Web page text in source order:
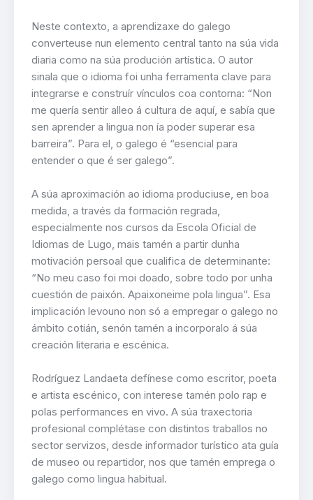
Neste contexto, a aprendizaxe do galego
converteuse nun elemento central tanto na súa vida
diaria como na súa produción artística. O autor
sinala que o idioma foi unha ferramenta clave para
integrarse e construír vínculos coa contorna: “Non
me quería sentir alleo á cultura de aquí, e sabía que
sen aprender a lingua non ía poder superar esa
barreira”. Para el, o galego é “esencial para
entender o que é ser galego”.
A súa aproximación ao idioma produciuse, en boa
medida, a través da formación regrada,
especialmente nos cursos da Escola Oficial de
Idiomas de Lugo, mais tamén a partir dunha
motivación persoal que cualifica de determinante:
“No meu caso foi moi doado, sobre todo por unha
cuestión de paixón. Apaixoneime pola lingua”. Esa
implicación levouno non só a empregar o galego no
ámbito cotián, senón tamén a incorporalo á súa
creación literaria e escénica.
Rodríguez Landaeta defínese como escritor, poeta
e artista escénico, con interese tamén polo rap e
polas performances en vivo. A súa traxectoria
profesional complétase con distintos traballos no
sector servizos, desde informador turístico ata guía
de museo ou repartidor, nos que tamén emprega o
galego como lingua habitual.